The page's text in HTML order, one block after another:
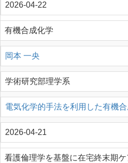
2026-04-22
有機合成化学
岡本 一央
学術研究部理学系
電気化学的手法を利用した有機
2026-04-21
看護倫理学を基盤に在宅終末期